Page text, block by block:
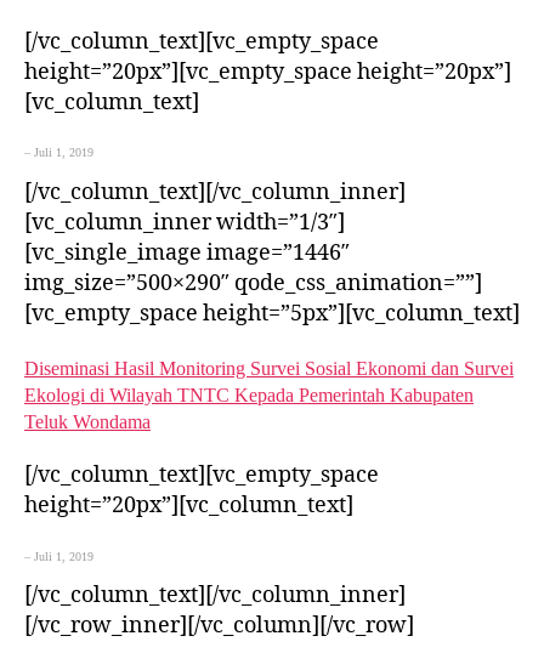
[/vc_column_text][vc_empty_space
height=”20px”][vc_empty_space height=”20px”]
[vc_column_text]
– Juli 1, 2019
[/vc_column_text][/vc_column_inner]
[vc_column_inner width=”1/3″]
[vc_single_image image=”1446″
img_size=”500×290″ qode_css_animation=””]
[vc_empty_space height=”5px”][vc_column_text]
Diseminasi Hasil Monitoring Survei Sosial Ekonomi dan Survei
Ekologi di Wilayah TNTC Kepada Pemerintah Kabupaten
Teluk Wondama
[/vc_column_text][vc_empty_space
height=”20px”][vc_column_text]
– Juli 1, 2019
[/vc_column_text][/vc_column_inner]
[/vc_row_inner][/vc_column][/vc_row]